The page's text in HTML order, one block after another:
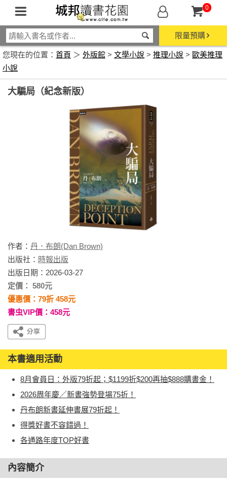
0
限量預購
您現在的位置： 首頁 ＞ 外版館 > 文學小說 > 推理小說 > 歐美推理
小說
大騙局（紀念新版）
作者： 丹．布朗(Dan Brown)
出版社： 時報出版
出版日期：2026-03-27
定價： 580元
優惠價：79折 458元
書虫VIP價：458元
本書適用活動
8月會員日：外版79折起；$1199折$200再抽$888購書金！
2026周年慶／新書強勢登場75折！
丹布朗新書延伸書展79折起！
得獎好書不容錯過！
各通路年度TOP好書
內容簡介